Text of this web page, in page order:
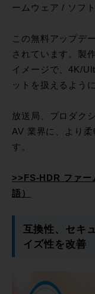
ームウェア / ソフ
この無料アップデ
されています。製
イメージで、4K/
ットを扱えるよう
放送局、プロダク
AV 業界に、より
す。
>>FS-HDR ファー
語）
互換性、セキ
イズ性を改善